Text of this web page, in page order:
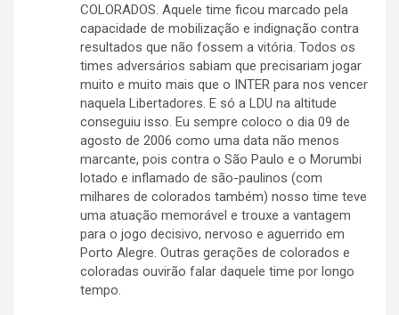
COLORADOS. Aquele time ficou marcado pela
capacidade de mobilização e indignação contra
resultados que não fossem a vitória. Todos os
times adversários sabiam que precisariam jogar
muito e muito mais que o INTER para nos vencer
naquela Libertadores. E só a LDU na altitude
conseguiu isso. Eu sempre coloco o dia 09 de
agosto de 2006 como uma data não menos
marcante, pois contra o São Paulo e o Morumbi
lotado e inflamado de são-paulinos (com
milhares de colorados também) nosso time teve
uma atuação memorável e trouxe a vantagem
para o jogo decisivo, nervoso e aguerrido em
Porto Alegre. Outras gerações de colorados e
coloradas ouvirão falar daquele time por longo
tempo.